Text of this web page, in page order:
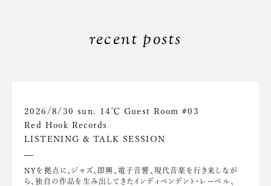
recent posts
2026/8/30 sun. 14℃ Guest Room #03
Red Hook Records
LISTENING & TALK SESSION
NYを拠点に、ジャズ、即興、電子音響、現代音楽を行き来しなが
ら、独自の作品を生み出してきたインディペンデント・レーベル、